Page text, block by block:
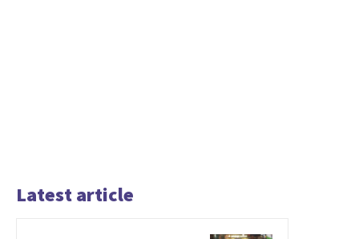
Latest article